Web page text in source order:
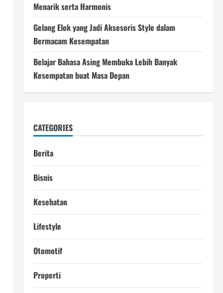
Menarik serta Harmonis
Gelang Elok yang Jadi Aksesoris Style dalam
Bermacam Kesempatan
Belajar Bahasa Asing Membuka Lebih Banyak
Kesempatan buat Masa Depan
CATEGORIES
Berita
Bisnis
Kesehatan
Lifestyle
Otomotif
Properti